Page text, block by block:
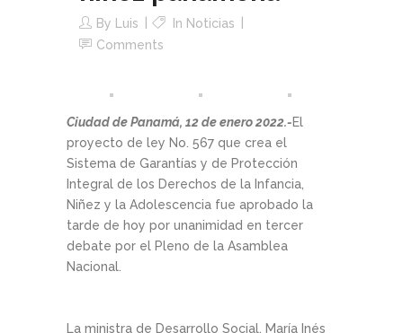
By Luis In Noticias
Comments
Ciudad de Panamá, 12 de enero 2022.-El
proyecto de ley No. 567 que crea el
Sistema de Garantías y de Protección
Integral de los Derechos de la Infancia,
Niñez y la Adolescencia fue aprobado la
tarde de hoy por unanimidad en tercer
debate por el Pleno de la Asamblea
Nacional.
La ministra de Desarrollo Social, María Inés